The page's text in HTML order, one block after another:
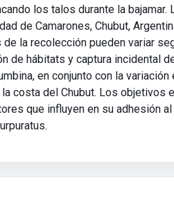
los talos durante la bajamar.
de Camarones, Chubut,
la recolección pueden variar
de hábitats y captura incidental
en conjunto con la
costa del Chubut. Los objetivos
que influyen en su adhesión